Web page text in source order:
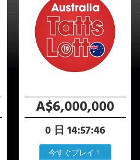
A$6,000,000
0 日 14:57:45
今すぐプレイ！